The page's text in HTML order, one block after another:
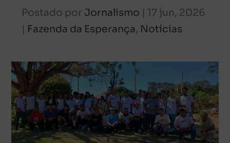
Postado por Jornalismo | 17 jun, 2026
| Fazenda da Esperança, Notícias